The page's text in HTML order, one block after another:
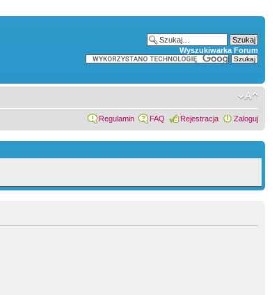
Wyszukiwarka Forum
Regulamin FAQ Rejestracja Zaloguj